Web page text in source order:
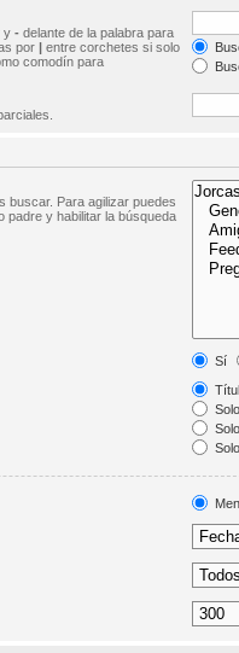
y - delante de la palabra para
por | entre corchetes si solo
comodín para
buscar. Para agilizar puedes
padre y habilitar la búsqueda
Sí